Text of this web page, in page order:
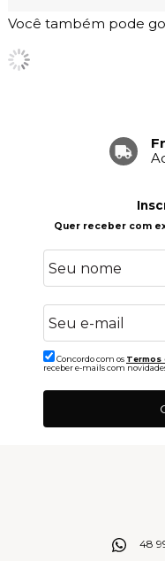
Você também pode
Quer receber com
Concordo com os Termos
receber e-mails com
48